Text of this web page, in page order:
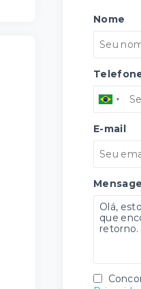
Nome
E-mail